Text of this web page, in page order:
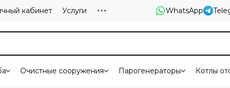
кабинет Услуги WhatsApp
Очистные сооружения Парогенераторы Котлы